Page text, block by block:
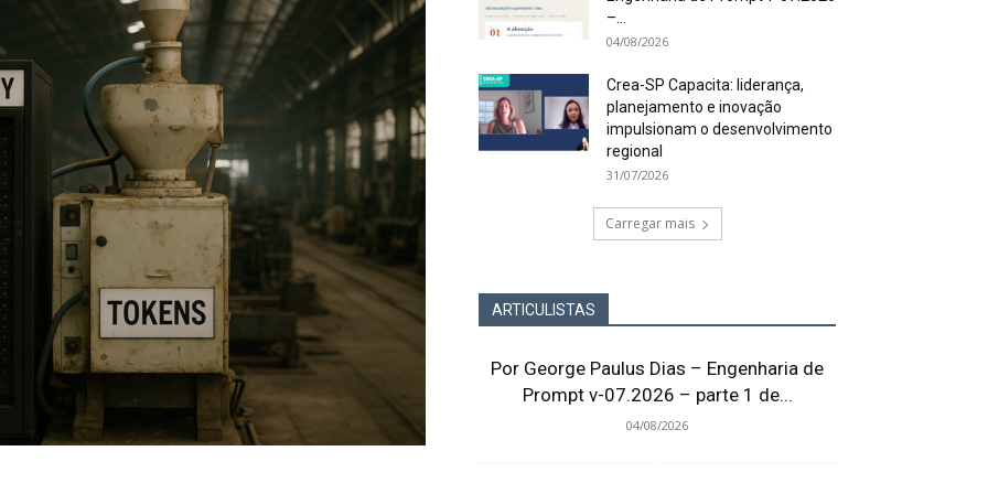
–...
04/08/2026
Crea-SP Capacita: liderança,
planejamento e inovação
impulsionam o desenvolvimento
regional
31/07/2026
Carregar mais
ARTICULISTAS
Por George Paulus Dias – Engenharia de
Prompt v-07.2026 – parte 1 de...
04/08/2026